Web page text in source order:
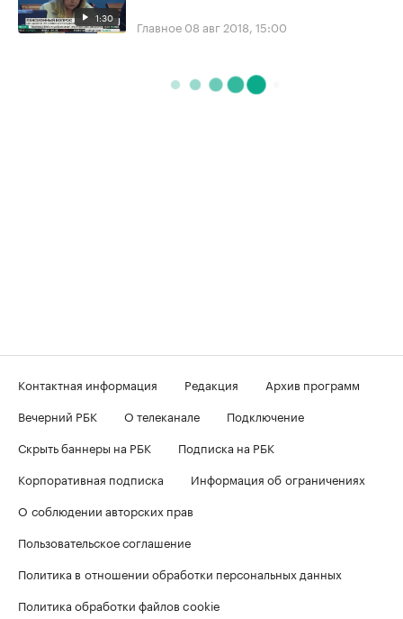
1:30 Главное 08 авг 2018, 15:00
Контактная информация Редакция
Архив программ
Вечерний РБК
О телеканале
Подключение
Скрыть баннеры на РБК
Подписка на РБК
Корпоративная подписка
Информация об ограничениях
О соблюдении авторских прав
Пользовательское соглашение
Политика в отношении обработки персональных данных
Политика обработки файлов cookie